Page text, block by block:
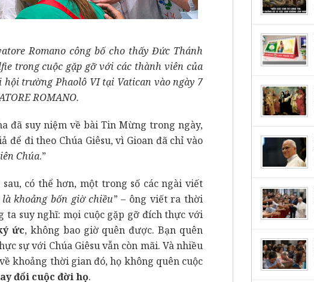
Romano công bố cho thấy Đức Thánh
trong cuộc gặp gỡ với các thành viên của
trường Phaolô VI tại Vatican vào ngày 7
ROMANO.
đã suy niệm về bài Tin Mừng trong ngày,
để đi theo Chúa Giêsu, vì Gioan đã chỉ vào
Chúa.”
có thể hơn, một trong số các ngài viết
khoảng bốn giờ chiều” – ông viết ra thời
ta suy nghĩ: mọi cuộc gặp gỡ đích thực với
ức, không bao giờ quên được. Bạn quên
sự với Chúa Giêsu vẫn còn mãi. Và nhiều
khoảng thời gian đó, họ không quên cuộc
đổi cuộc đời họ.